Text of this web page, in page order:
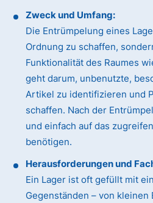
Zweck und Umfang:
Die Entrümpelung eines
Ordnung zu schaffen,
Funktionalität des Raumes
geht darum, unbenutzte,
Artikel zu identifizieren und
schaffen. Nach der
und einfach auf das
benötigen.
Herausforderungen und
Ein Lager ist oft gefüllt mit
Gegenständen – von